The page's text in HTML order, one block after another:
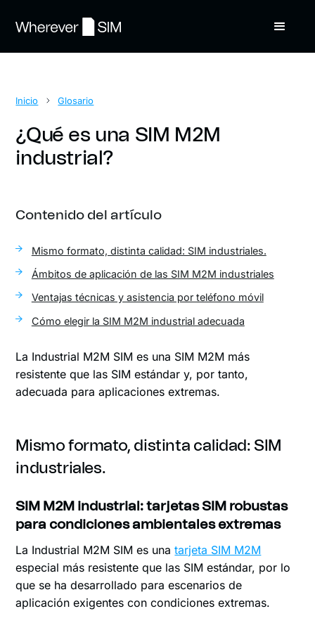
Inicio Glosario
¿Qué es una SIM M2M
industrial?
Contenido del artículo
Mismo formato, distinta calidad: SIM industriales.
Ámbitos de aplicación de las SIM M2M industriales
Ventajas técnicas y asistencia por teléfono móvil
Cómo elegir la SIM M2M industrial adecuada
La Industrial M2M SIM es una SIM M2M más
resistente que las SIM estándar y, por tanto,
adecuada para aplicaciones extremas.
Mismo formato, distinta calidad: SIM
industriales.
SIM M2M industrial: tarjetas SIM robustas
para condiciones ambientales extremas
La Industrial M2M SIM es unatarjeta SIM M2M
especial más resistente que las SIM estándar, por lo
que se ha desarrollado para escenarios de
aplicación exigentes con condiciones extremas.